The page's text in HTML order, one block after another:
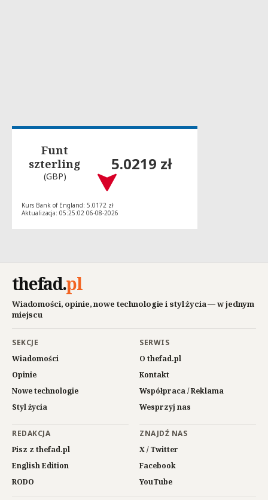
Funt
szterling
(GBP)
5.0219 zł
Kurs Bank of England: 5.0172 zł
Aktualizacja: 05:25:02 06-08-2026
thefad.pl
Wiadomości, opinie, nowe technologie i styl życia — w jednym
miejscu
SEKCJE
Wiadomości
Opinie
Nowe technologie
Styl życia
SERWIS
O thefad.pl
Kontakt
Współpraca / Reklama
Wesprzyj nas
REDAKCJA
Pisz z thefad.pl
English Edition
RODO
ZNAJDŹ NAS
X / Twitter
Facebook
YouTube